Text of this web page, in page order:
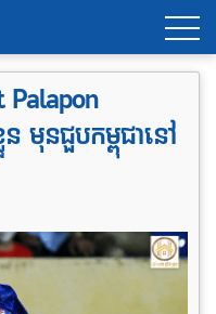
Palapon
ន មុនជួបកម្ពុជានៅ